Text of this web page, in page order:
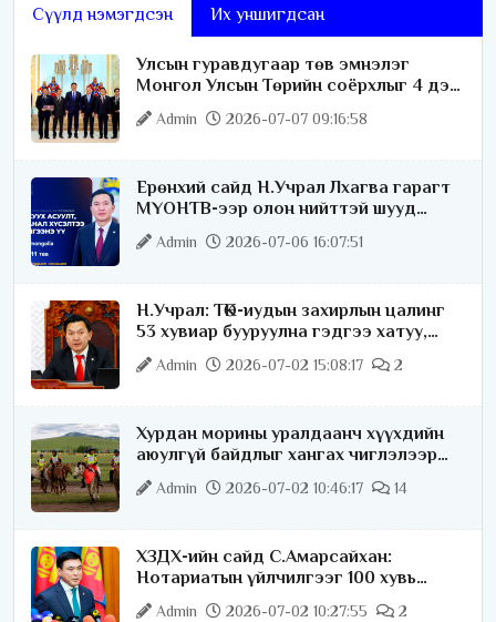
Сүүлд нэмэгдсэн Их уншигдсан
Улсын гуравдугаар төв эмнэлэг
Монгол Улсын Төрийн соёрхлыг 4 дэх
удаагаа хүртлээ
Admin 2026-07-07 09:16:58
Ерөнхий сайд Н.Учрал Лхагва гарагт
МҮОНТВ-ээр олон нийттэй шууд
ярилцана
Admin 2026-07-06 16:07:51
Н.Учрал: ТӨК-иудын захирлын цалинг
53 хувиар бууруулна гэдгээ хатуу,
хариуцлагатайгаар хэлье
Admin 2026-07-02 15:08:17 2
Хурдан морины уралдаанч хүүхдийн
аюулгүй байдлыг хангах чиглэлээр
ажиллаж байна
Admin 2026-07-02 10:46:17 14
ХЗДХ-ийн сайд С.Амарсайхан:
Нотариатын үйлчилгээг 100 хувь
цахимжуулна
Admin 2026-07-02 10:27:55 2